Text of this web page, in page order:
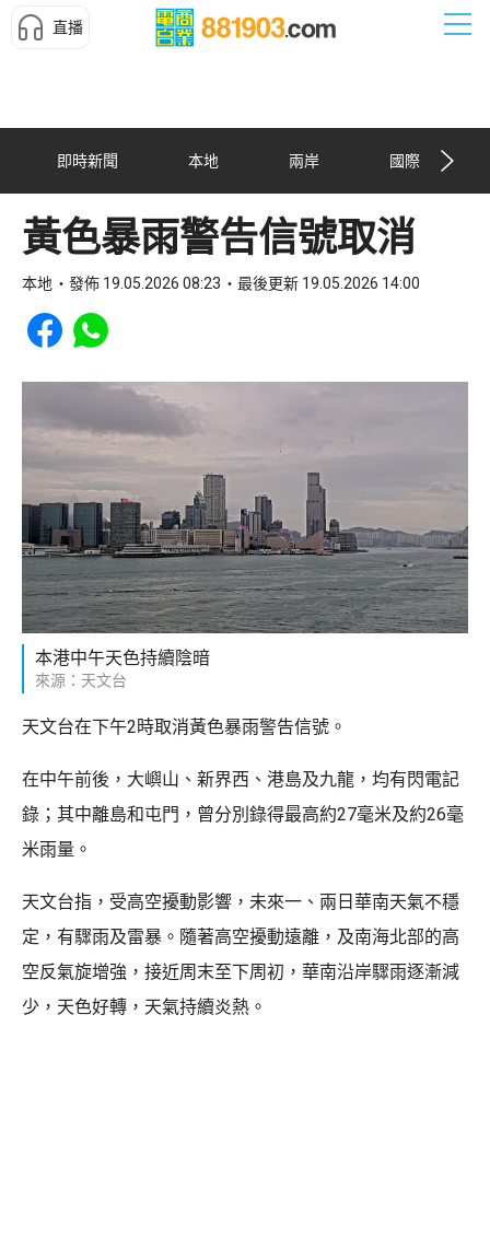
直播
即時新聞 本地 兩岸 國際
黃色暴雨警告信號取消
本地 發佈 19.05.2026 08:23 最後更新 19.05.2026 14:00
Share to Facebook
Share to WhatsApp
本港中午天色持續陰暗
來源：天文台
天文台在下午2時取消黃色暴雨警告信號。
在中午前後，大嶼山、新界西、港島及九龍，均有閃電記
錄；其中離島和屯門，曾分別錄得最高約27毫米及約26毫
米雨量。
天文台指，受高空擾動影響，未來一、兩日華南天氣不穩
定，有驟雨及雷暴。隨著高空擾動遠離，及南海北部的高
空反氣旋增強，接近周末至下周初，華南沿岸驟雨逐漸減
少，天色好轉，天氣持續炎熱。